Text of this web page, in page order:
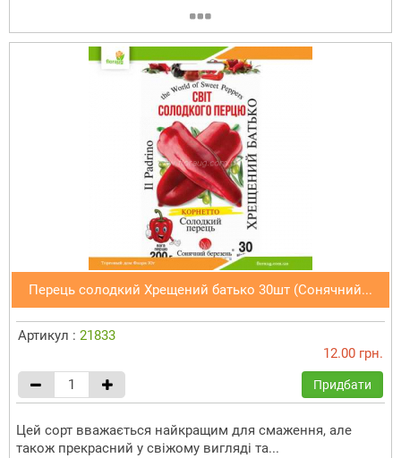
Перець солодкий Хрещений батько 30шт (Сонячний...
Артикул : 21833
12.00 грн.
Придбати
Цей сорт вважається найкращим для смаження, але
також прекрасний у свіжому вигляді та...